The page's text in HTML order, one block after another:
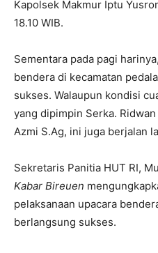
Kapolsek Makmur Iptu
18.10 WIB.
Sementara pada pagi
bendera di kecamatan
sukses. Walaupun kondisi
yang dipimpin Serka.
Azmi S.Ag, ini juga berjalan
Sekretaris Panitia HUT RI,
Kabar Bireuen
pelaksanaan upacara
berlangsung sukses.